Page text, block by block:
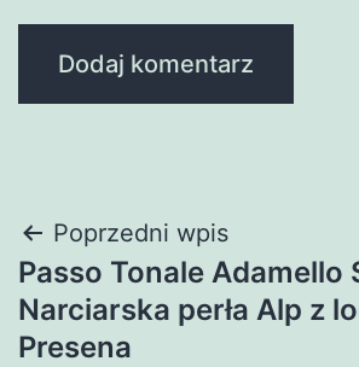
Nawigacja
wpisu
Poprzedni wpis
Passo Tonale Adamello
Narciarska perła Alp z
Presena